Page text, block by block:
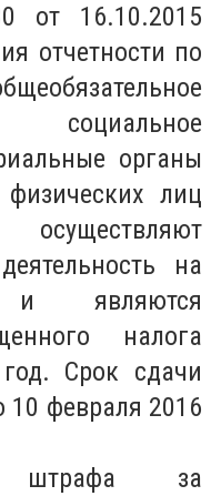
от 16.10.2015
отчетности по
социальное
органы
лиц
осуществляют
на
являются
налога
Срок сдачи
10 февраля 2016
штрафа за